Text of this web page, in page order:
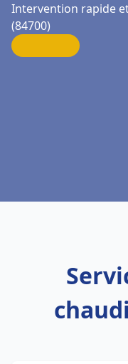
Intervention rapide
(84700)